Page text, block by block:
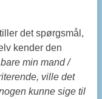
det spørgsmål,
kender den
bare min mand /
ville det
kunne sige til